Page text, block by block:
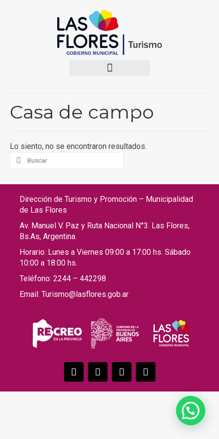
Casa de campo
Lo siento, no se encontraron resultados.
Dirección de Turismo y Promoción – Municipalidad
de Las Flores
Av. Manuel V. Paz y Ruta Nacional N°3. Las Flores,
Bs.As, Argentina.
Horario: Lunes a Viernes 09:00 a 17:00 hs. Sábado
10:00 a 18:00 hs.
Teléfono: 2244 – 442298
Email: Turismo@lasflores.gob.ar